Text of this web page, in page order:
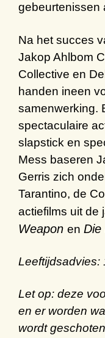
gebeurtenissen
Na het succes
Jakop Ahlbom
Collective en
handen ineen
samenwerking.
spectaculaire
slapstick en
Mess baseren
Gerris zich
Tarantino, de
actiefilms uit de
Weapon en Die
Leeftijdsadvies:
Let op: deze
en er worden
wordt